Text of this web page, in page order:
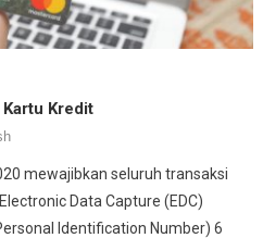
Kredit
mewajibkan seluruh transaksi
Data Capture (EDC)
Identification Number) 6